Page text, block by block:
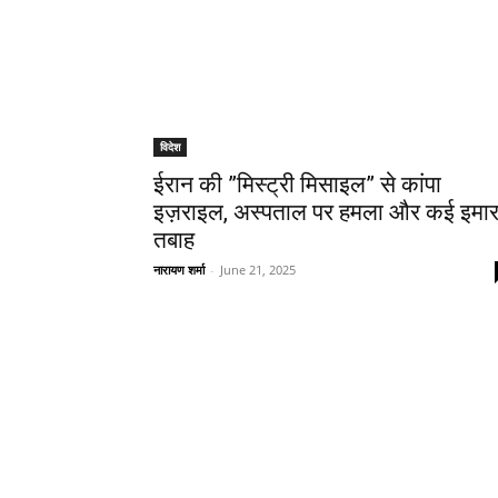
विदेश
ईरान की ”मिस्ट्री मिसाइल” से कांपा
इज़राइल, अस्पताल पर हमला और कई
तबाह
नारायण शर्मा - June 21, 2025